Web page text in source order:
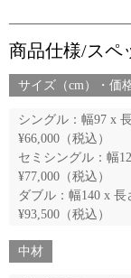
商品仕様/スペ
サイズ（cm）・価
シングル：幅97 x
¥66,000（税込）
セミシングル：幅
¥77,000（税込）
ダブル：幅140 x 長
¥93,500（税込）
中材